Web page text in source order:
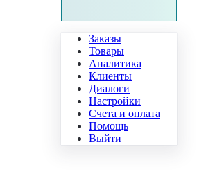
Заказы
Товары
Аналитика
Клиенты
Диалоги
Настройки
Счета и оплата
Помощь
Выйти